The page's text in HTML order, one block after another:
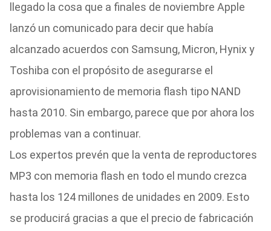
llegado la cosa que a finales de noviembre Apple
lanzó un comunicado para decir que había
alcanzado acuerdos con Samsung, Micron, Hynix y
Toshiba con el propósito de asegurarse el
aprovisionamiento de memoria flash tipo NAND
hasta 2010. Sin embargo, parece que por ahora los
problemas van a continuar.
Los expertos prevén que la venta de reproductores
MP3 con memoria flash en todo el mundo crezca
hasta los 124 millones de unidades en 2009. Esto
se producirá gracias a que el precio de fabricación